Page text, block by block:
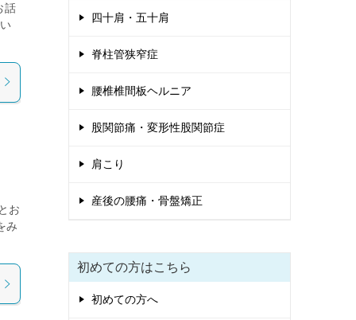
話
お
み
四十肩・五十肩
脊柱管狭窄症
腰椎椎間板ヘルニア
股関節痛・変形性股関節症
肩こり
産後の腰痛・骨盤矯正
初めての方はこちら
初めての方へ